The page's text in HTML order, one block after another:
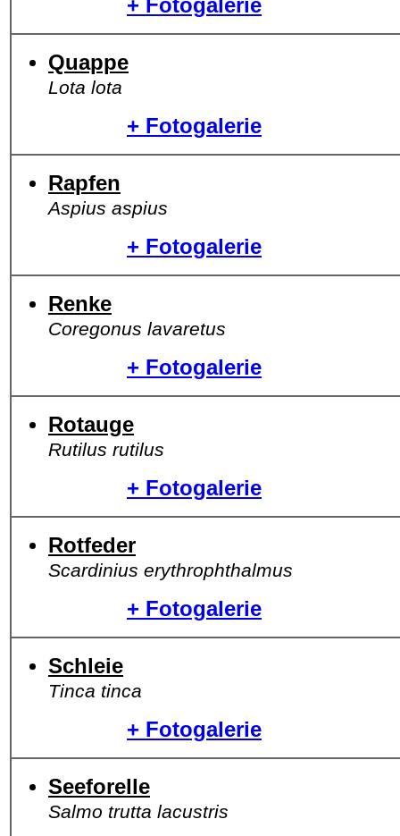
+ Fotogalerie
Quappe
Lota lota
+ Fotogalerie
Rapfen
Aspius aspius
+ Fotogalerie
Renke
Coregonus lavaretus
+ Fotogalerie
Rotauge
Rutilus rutilus
+ Fotogalerie
Rotfeder
Scardinius erythrophthalmus
+ Fotogalerie
Schleie
Tinca tinca
+ Fotogalerie
Seeforelle
Salmo trutta lacustris